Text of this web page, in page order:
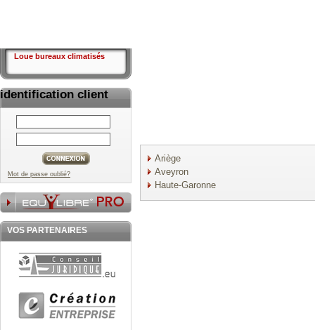
Loue bureaux climatisés
identification client
Mot de passe oublié?
VOS PARTENAIRES
Ariège
Aveyron
Haute-Garonne